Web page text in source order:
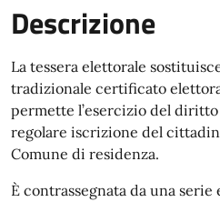
Descrizione
La tessera elettorale
tradizionale certificato
permette l’esercizio del
regolare iscrizione del
Comune di residenza.
È contrassegnata da una serie